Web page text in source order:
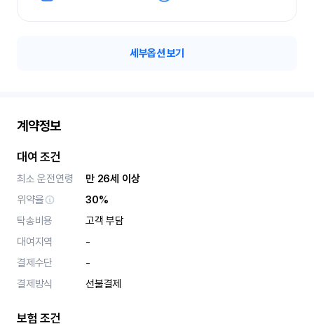
세부옵션 보기
계약정보
대여 조건
최소 운전연령
만 26세 이상
위약율
30%
탁송비용
고객 부담
대여지역
-
결제수단
-
결제방식
선불결제
보험 조건